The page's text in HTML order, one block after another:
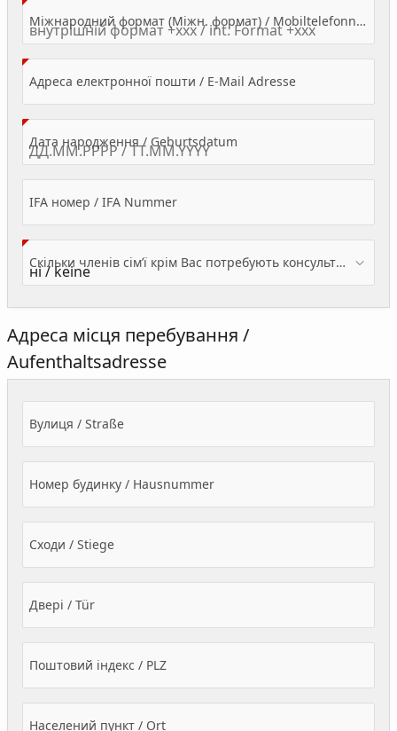
Міжнародний формат (Міжн. формат) / Mobiltelefonnummer
Адреса електронної пошти / E-Mail Adresse(Value Required)
Дата народження / Geburtsdatum
IFA номер / IFA Nummer
Скільки членів сім’ї крім Вас потребують консультації? / Wieviele Familienmitglieder brauchen Beratung - zusätzlich zu Ihnen?
Адреса місця перебування /
Aufenthaltsadresse
Вулиця / Straße
Номер будинку / Hausnummer
Сходи / Stiege
Двері / Tür
Поштовий індекс / PLZ
Населений пункт / Ort